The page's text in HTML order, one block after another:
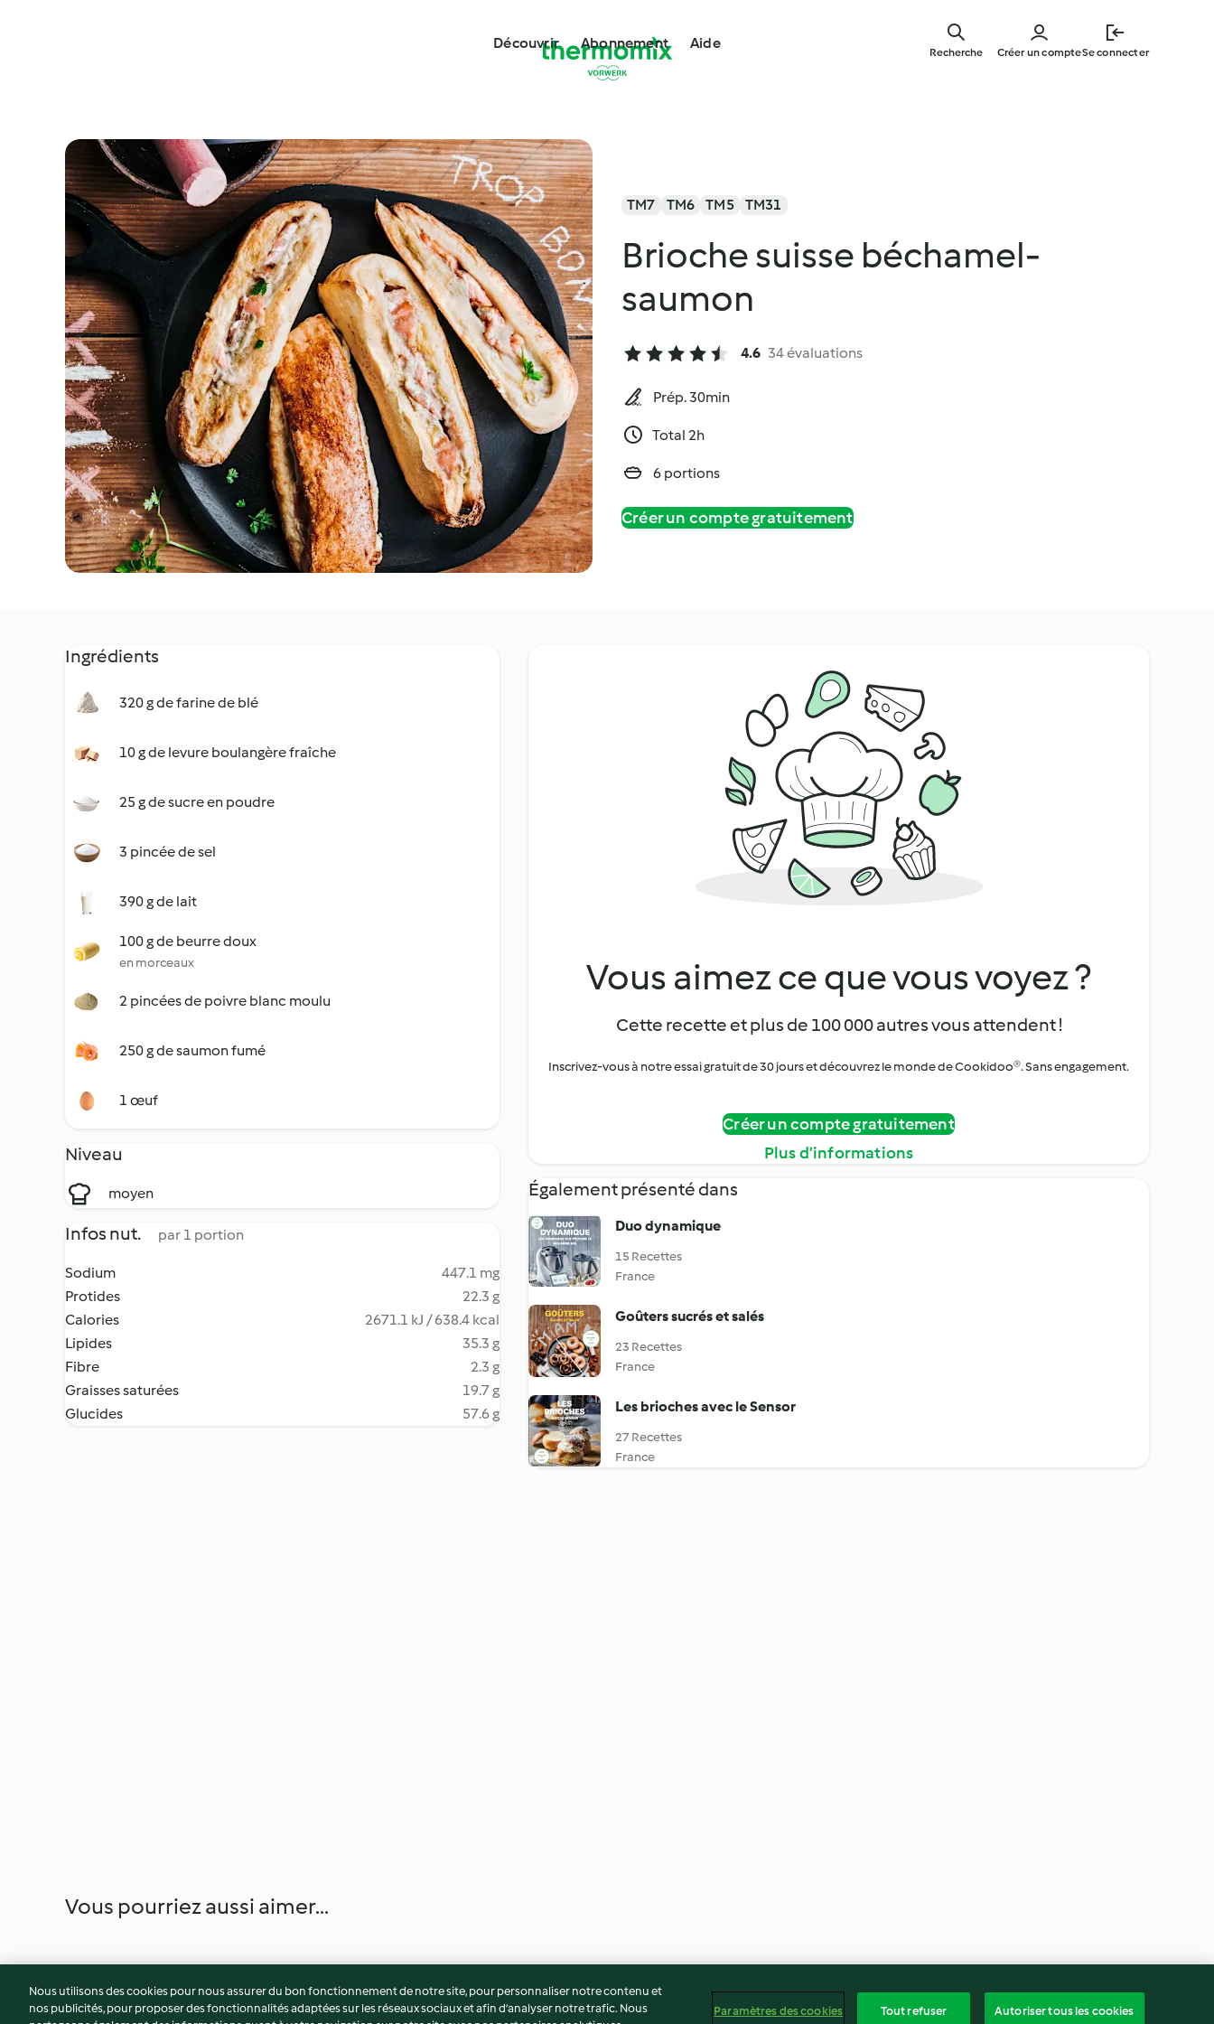
main
Découvrir Abonnement Aide
Créer un compteSe connecter
Recherche
TM7 TM6 TM5 TM31
Brioche suisse béchamel-
saumon
4.6 34 évaluations
Prép. 30min
Total 2h
6 portions
Créer un compte gratuitement
Ingrédients
320 g de farine de blé
10 g de levure boulangère fraîche
25 g de sucre en poudre
3 pincée de sel
390 g de lait
100 g de beurre doux
en morceaux
2 pincées de poivre blanc moulu
250 g de saumon fumé
1 œuf
Niveau
moyen
Infos nut. par 1 portion
Sodium
447.1 mg
Protides
22.3 g
Calories
2671.1 kJ / 638.4 kcal
Lipides
35.3 g
Fibre
2.3 g
Graisses saturées
19.7 g
Glucides
57.6 g
Vous aimez ce que vous voyez ?
Cette recette et plus de 100 000 autres vous attendent !
Inscrivez-vous à notre essai gratuit de 30 jours et découvrez le monde de Cookidoo®. Sans engagement.
Créer un compte gratuitement
Plus d’informations
Également présenté dans
Duo dynamique
15 Recettes
France
Goûters sucrés et salés
23 Recettes
France
Les brioches avec le Sensor
27 Recettes
France
Vous pourriez aussi aimer...
Nous utilisons des cookies pour nous assurer du bon fonctionnement de notre site, pour personnaliser notre contenu et
nos publicités, pour proposer des fonctionnalités adaptées sur les réseaux sociaux et afin d’analyser notre trafic. Nous
Paramètres des cookies Tout refuser Autoriser tous les cookies